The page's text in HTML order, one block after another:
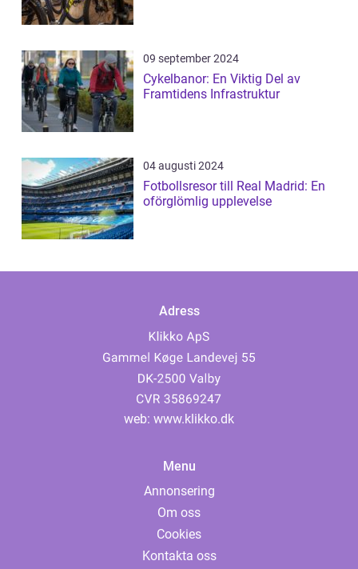
09 september 2024
Cykelbanor: En Viktig Del av
Framtidens Infrastruktur
04 augusti 2024
Fotbollsresor till Real Madrid: En
oförglömlig upplevelse
Adress
web: www.klikko.dk
Menu
Annonsering
Om oss
Cookies
Kontakta oss